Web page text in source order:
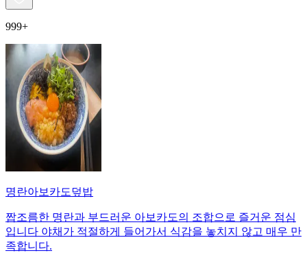
999+
명란아보카도덮밥
짭조름한 명란과 부드러운 아보카도의 조합으로 즐거운 점심
입니다 야채가 적절하게 들어가서 식감을 놓치지 않고 매우 만
족합니다.